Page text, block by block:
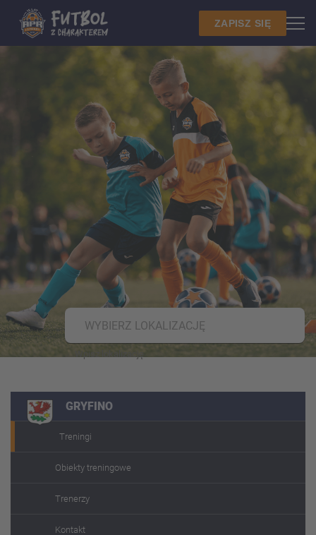
ZAPISZ SIĘ
WYBIERZ LOKALIZACJĘ
GRYFINO
Treningi
Obiekty treningowe
Trenerzy
Kontakt